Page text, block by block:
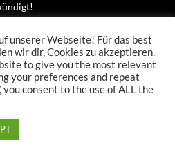
gestartet!
startet!
unserer Webseite! Für das best
wir dir, Cookies zu akzeptieren.
to give you the most relevant
your preferences and repeat
you consent to the use of ALL the